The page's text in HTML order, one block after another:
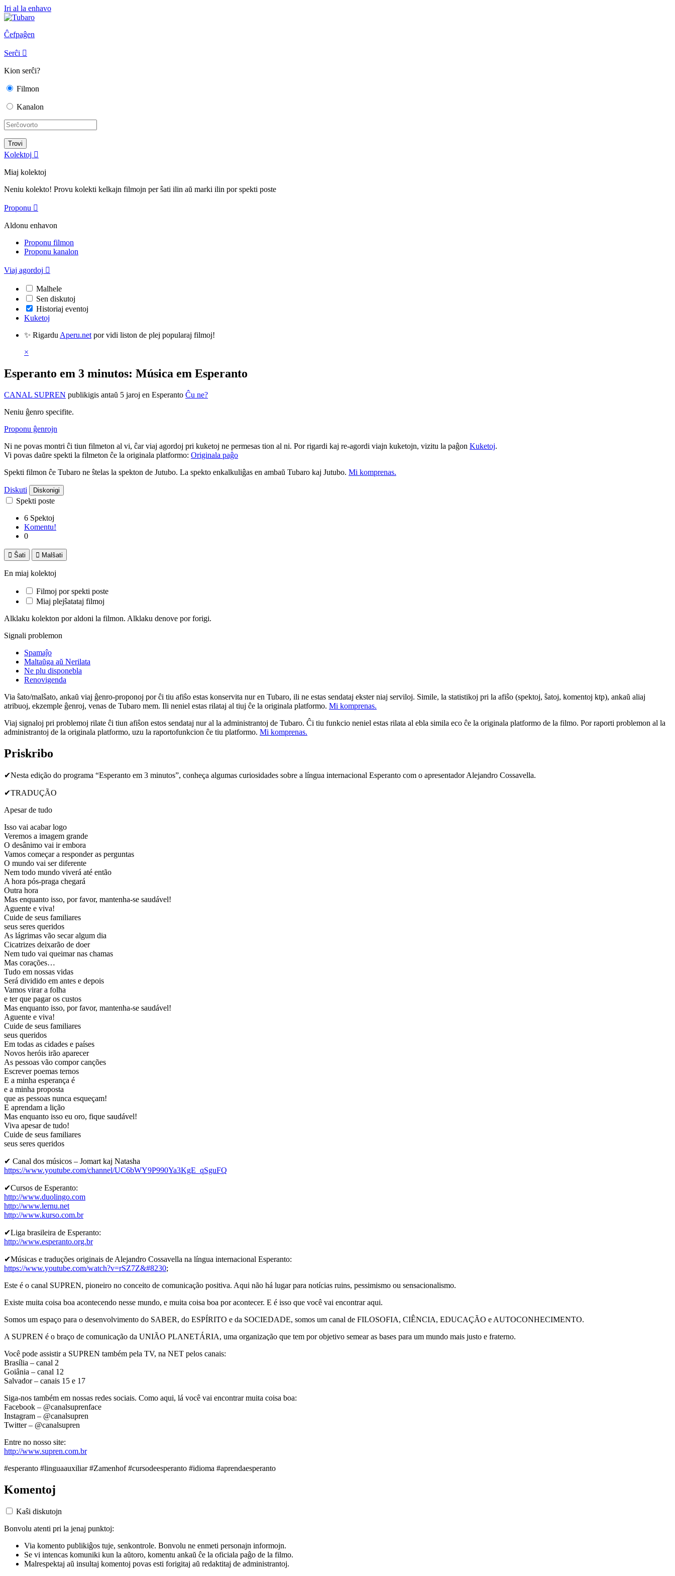
Iri al la enhavo
Ĉefpaĝen
Serĉi 
Kion serĉi?
Filmon
Kanalon
Kolektoj 
Miaj kolektoj
Neniu kolekto! Provu kolekti kelkajn filmojn per ŝati ilin aŭ marki ilin por spekti poste
Proponu 
Aldonu enhavon
Proponu filmon
Proponu kanalon
Viaj agordoj 
Malhele
Sen diskutoj
Historiaj eventoj
Kuketoj
✨ Rigardu Aperu.net por vidi liston de plej popularaj filmoj!
×
Esperanto em 3 minutos: Música em Esperanto
CANAL SUPREN publikigis antaŭ 5 jaroj en Esperanto Ĉu ne?
Neniu ĝenro specifite.
Proponu ĝenrojn
Ni ne povas montri ĉi tiun filmeton al vi, ĉar viaj agordoj pri kuketoj ne permesas tion al ni. Por rigardi kaj re-agordi viajn kuketojn, vizitu la paĝon Kuketoj.
Vi povas daŭre spekti la filmeton ĉe la originala platformo: Originala paĝo
Spekti filmon ĉe Tubaro ne ŝtelas la spekton de Jutubo. La spekto enkalkuliĝas en ambaŭ Tubaro kaj Jutubo. Mi komprenas.
Diskuti Diskonigi
Spekti poste
6 Spektoj
Komentu!
0
 Ŝati  Malŝati
En miaj kolektoj
Filmoj por spekti poste
Miaj plejŝatataj filmoj
Alklaku kolekton por aldoni la filmon. Alklaku denove por forigi.
Signali problemon
Spamaĵo
Maltaŭga aŭ Nerilata
Ne plu disponebla
Renovigenda
Via ŝato/malŝato, ankaŭ viaj ĝenro-proponoj por ĉi tiu afiŝo estas konservita nur en Tubaro, ili ne estas sendataj ekster niaj serviloj. Simile, la statistikoj pri la afiŝo (spektoj, ŝatoj, komentoj ktp), ankaŭ aliaj
atribuoj, ekzemple ĝenroj, venas de Tubaro mem. Ili neniel estas rilataj al tiuj ĉe la originala platformo. Mi komprenas.
Viaj signaloj pri problemoj rilate ĉi tiun afiŝon estos sendataj nur al la administrantoj de Tubaro. Ĉi tiu funkcio neniel estas rilata al ebla simila eco ĉe la originala platformo de la filmo. Por raporti problemon al la
administrantoj de la originala platformo, uzu la raportofunkcion ĉe tiu platformo. Mi komprenas.
Priskribo
✔Nesta edição do programa “Esperanto em 3 minutos”, conheça algumas curiosidades sobre a língua internacional Esperanto com o apresentador Alejandro Cossavella.
✔TRADUÇÃO
Apesar de tudo
Isso vai acabar logo
Veremos a imagem grande
O desânimo vai ir embora
Vamos começar a responder as perguntas
O mundo vai ser diferente
Nem todo mundo viverá até então
A hora pós-praga chegará
Outra hora
Mas enquanto isso, por favor, mantenha-se saudável!
Aguente e viva!
Cuide de seus familiares
seus seres queridos
As lágrimas vão secar algum dia
Cicatrizes deixarão de doer
Nem tudo vai queimar nas chamas
Mas corações…
Tudo em nossas vidas
Será dividido em antes e depois
Vamos virar a folha
e ter que pagar os custos
Mas enquanto isso, por favor, mantenha-se saudável!
Aguente e viva!
Cuide de seus familiares
seus queridos
Em todas as cidades e países
Novos heróis irão aparecer
As pessoas vão compor canções
Escrever poemas ternos
E a minha esperança é
e a minha proposta
que as pessoas nunca esqueçam!
E aprendam a lição
Mas enquanto isso eu oro, fique saudável!
Viva apesar de tudo!
Cuide de seus familiares
seus seres queridos
✔ Canal dos músicos – Jomart kaj Natasha
https://www.youtube.com/channel/UC6bWY9P990Ya3KgE_qSguFQ
✔Cursos de Esperanto:
http://www.duolingo.com
http://www.lernu.net
http://www.kurso.com.br
✔Liga brasileira de Esperanto:
http://www.esperanto.org.br
✔Músicas e traduções originais de Alejandro Cossavella na língua internacional Esperanto:
https://www.youtube.com/watch?v=rSZ7Z&#8230;
Este é o canal SUPREN, pioneiro no conceito de comunicação positiva. Aqui não há lugar para notícias ruins, pessimismo ou sensacionalismo.
Existe muita coisa boa acontecendo nesse mundo, e muita coisa boa por acontecer. E é isso que você vai encontrar aqui.
Somos um espaço para o desenvolvimento do SABER, do ESPÍRITO e da SOCIEDADE, somos um canal de FILOSOFIA, CIÊNCIA, EDUCAÇÃO e AUTOCONHECIMENTO.
A SUPREN é o braço de comunicação da UNIÃO PLANETÁRIA, uma organização que tem por objetivo semear as bases para um mundo mais justo e fraterno.
Você pode assistir a SUPREN também pela TV, na NET pelos canais:
Brasília – canal 2
Goiânia – canal 12
Salvador – canais 15 e 17
Siga-nos também em nossas redes sociais. Como aqui, lá você vai encontrar muita coisa boa:
Facebook – @canalsuprenface
Instagram – @canalsupren
Twitter – @canalsupren
Entre no nosso site:
http://www.supren.com.br
#esperanto #linguaauxiliar #Zamenhof #cursodeesperanto #idioma #aprendaesperanto
Komentoj
Kaŝi diskutojn
Bonvolu atenti pri la jenaj punktoj:
Via komento publikiĝos tuje, senkontrole. Bonvolu ne enmeti personajn informojn.
Se vi intencas komuniki kun la aŭtoro, komentu ankaŭ ĉe la oficiala paĝo de la filmo.
Malrespektaj aŭ insultaj komentoj povas esti forigitaj aŭ redaktitaj de administrantoj.